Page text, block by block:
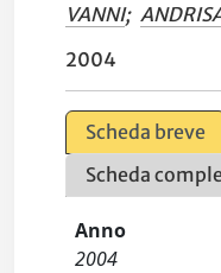
VANNI;
2004
Scheda breve
Scheda
Anno
2004